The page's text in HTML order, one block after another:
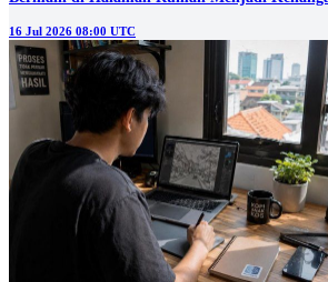
16 Jul 2026 08:00 UTC